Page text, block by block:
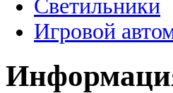
Светильники
Игровой